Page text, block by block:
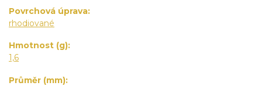
Povrchová úprava
rhodiované
Hmotnost (g)
1,6
Průměr (mm)